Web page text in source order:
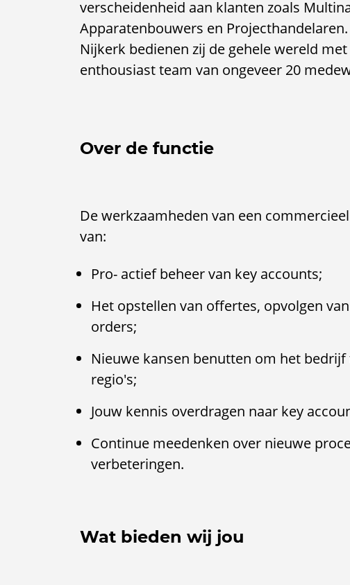
verscheidenheid aan klanten zoals
Apparatenbouwers en
Nijkerk bedienen zij de gehele wereld
enthousiast team van ongeveer 20
Over de functie
De werkzaamheden van een
van:
Pro- actief beheer van key accounts;
Het opstellen van offertes, opvolgen
orders;
Nieuwe kansen benutten om het
regio's;
Jouw kennis overdragen naar key
Continue meedenken over nieuwe
verbeteringen.
Wat bieden wij jou